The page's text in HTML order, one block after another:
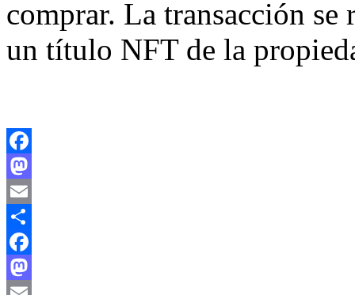
comprar. La transacción se
un título NFT de la
Facebook
Mastodon
Email
Compartir
Facebook
Mastodon